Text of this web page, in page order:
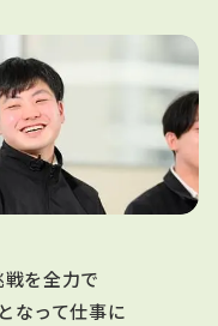
を全力で
なって仕事に